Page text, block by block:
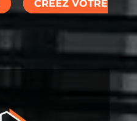
CRÉEZ VOTRE